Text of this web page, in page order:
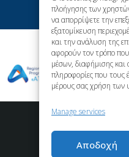
πλοήγησης των
να απορρίψετε την
εξατομίκευση
και την ανάλυση της
αφορούν τον τρόπο που
μέσων, διαφήμισης και
πληροφορίες που τους
μέρους σας χρήση των
Manage services
Αποδοχή